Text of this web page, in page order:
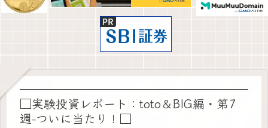
□実験投資レポート：toto＆BIG編・第7
週-ついに当たり！□